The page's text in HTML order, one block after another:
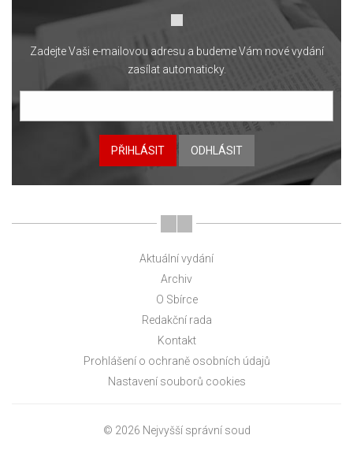
Zadejte Vaši e-mailovou adresu a budeme Vám nové vydání
zasílat automaticky.
PŘIHLÁSIT ODHLÁSIT
Aktuální vydání
Archiv
O Sbírce
Redakční rada
Kontakt
Prohlášení o ochraně osobních údajů
Nastavení souborů cookies
© 2026 Nejvyšší správní soud